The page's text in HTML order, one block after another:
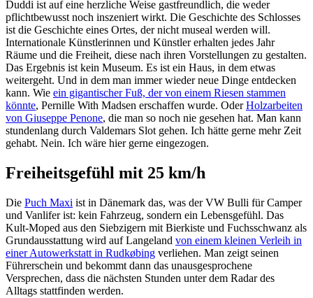
Duddi ist auf eine herzliche Weise gastfreundlich, die weder
pflichtbewusst noch inszeniert wirkt. Die Geschichte des Schlosses
ist die Geschichte eines Ortes, der nicht museal werden will.
Internationale Künstlerinnen und Künstler erhalten jedes Jahr
Räume und die Freiheit, diese nach ihren Vorstellungen zu gestalten.
Das Ergebnis ist kein Museum. Es ist ein Haus, in dem etwas
weitergeht. Und in dem man immer wieder neue Dinge entdecken
kann. Wie ein gigantischer Fuß, der von einem Riesen stammen
könnte, Pernille With Madsen erschaffen wurde. OderHolzarbeiten
von Giuseppe Penone, die man so noch nie gesehen hat. Man kann
stundenlang durch Valdemars Slot gehen. Ich hätte gerne mehr Zeit
gehabt. Nein. Ich wäre hier gerne eingezogen.
Freiheitsgefühl mit 25 km/h
Die Puch Maxi ist in Dänemark das, was der VW Bulli für Camper
und Vanlifer ist: kein Fahrzeug, sondern ein Lebensgefühl. Das
Kult-Moped aus den Siebzigern mit Bierkiste und Fuchsschwanz als
Grundausstattung wird auf Langeland von einem kleinen Verleih in
einer Autowerkstatt in Rudkøbing verliehen. Man zeigt seinen
Führerschein und bekommt dann das unausgesprochene
Versprechen, dass die nächsten Stunden unter dem Radar des
Alltags stattfinden werden.